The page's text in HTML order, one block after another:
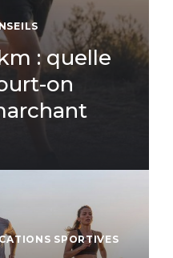
: quelle
on
SPORTIVES